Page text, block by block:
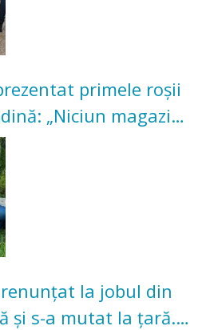
primele roșii
„Niciun magazin
satisfacție”
la jobul din
și s-a mutat la țară.